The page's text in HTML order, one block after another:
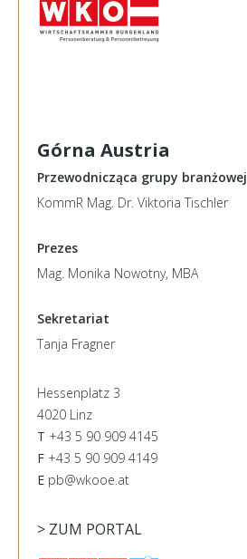
Górna Austria
Przewodnicząca grupy branżowej
KommR Mag. Dr. Viktoria Tischler
Prezes
Mag. Monika Nowotny, MBA
Sekretariat
Tanja Fragner
Hessenplatz 3
4020 Linz
T +43 5 90 909 4145
F +43 5 90 909 4149
E pb@wkooe.at
> ZUM PORTAL